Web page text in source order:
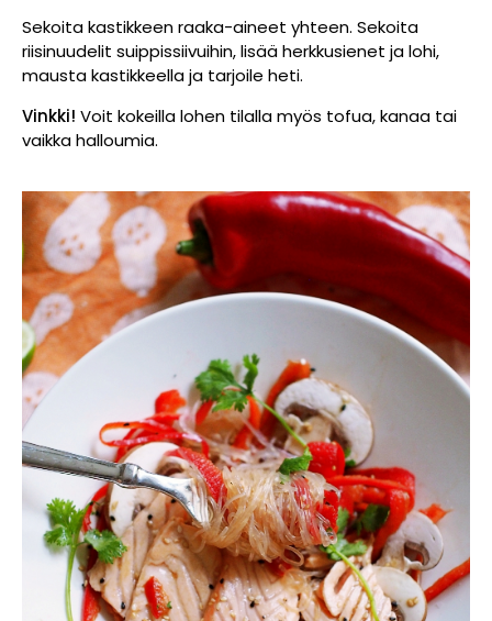
Sekoita kastikkeen raaka-aineet yhteen. Sekoita
riisinuudelit suippissiivuihin, lisää herkkusienet ja lohi,
mausta kastikkeella ja tarjoile heti.
Vinkki! Voit kokeilla lohen tilalla myös tofua, kanaa tai
vaikka halloumia.